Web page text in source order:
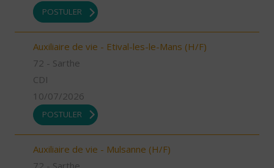
POSTULER
Auxiliaire de vie - Etival-les-le-Mans (H/F)
72 - Sarthe
CDI
10/07/2026
POSTULER
Auxiliaire de vie - Mulsanne (H/F)